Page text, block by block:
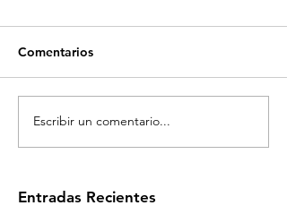
Comentarios
Escribir un comentario...
Entradas Recientes